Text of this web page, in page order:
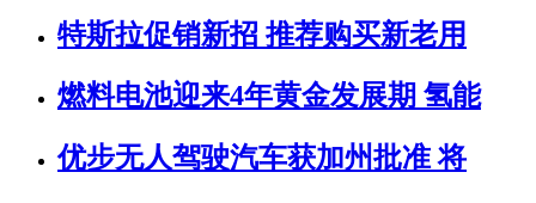
特斯拉促销新招 推荐购买新老用
燃料电池迎来4年黄金发展期 氢能
优步无人驾驶汽车获加州批准 将